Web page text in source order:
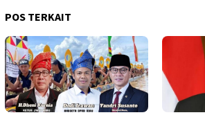
POS TERKAIT